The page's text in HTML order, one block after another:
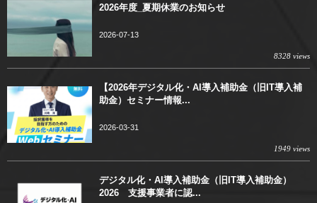
2026年度_夏期休業のお知らせ
2026-07-13
8328 views
【2026年デジタル化・AI導入補助金（旧IT導入補
助金）セミナー情報...
2026-03-31
1949 views
デジタル化・AI導入補助金（旧IT導入補助金）
2026 支援事業者に認...